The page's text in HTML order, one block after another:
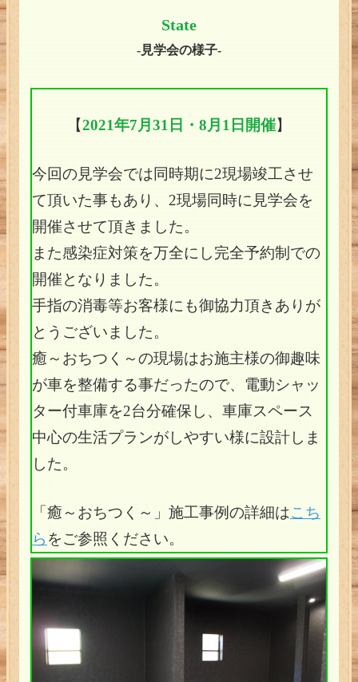
State
-見学会の様子-
【2021年7月31日・8月1日開催】
今回の見学会では同時期に2現場竣工させ
て頂いた事もあり、2現場同時に見学会を
開催させて頂きました。
また感染症対策を万全にし完全予約制での
開催となりました。
手指の消毒等お客様にも御協力頂きありが
とうございました。
癒～おちつく～の現場はお施主様の御趣味
が車を整備する事だったので、電動シャッ
ター付車庫を2台分確保し、車庫スペース
中心の生活プランがしやすい様に設計しま
した。
「癒～おちつく～」施工事例の詳細はこち
ら をご参照ください。